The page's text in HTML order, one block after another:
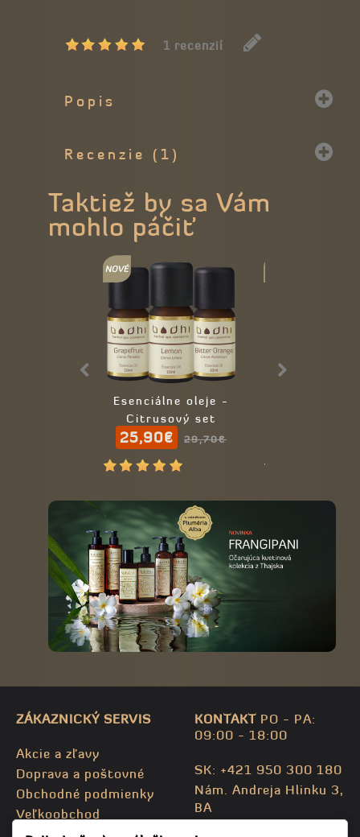
1 recenzií
Popis
Recenzie (1)
Taktiež by sa Vám
mohlo páčiť
Esenciálne oleje -
Citrusový set
25,90€ 29,70€
ZÁKAZNICKÝ SERVIS
Akcie a zľavy
Doprava a poštovné
Obchodné podmienky
Veľkoobchod
Kontaktujte nás
KONTAKTPO - PA:
09:00 - 18:00
SK: +421 950 300 180
Nám. Andreja Hlinku 3,
BA